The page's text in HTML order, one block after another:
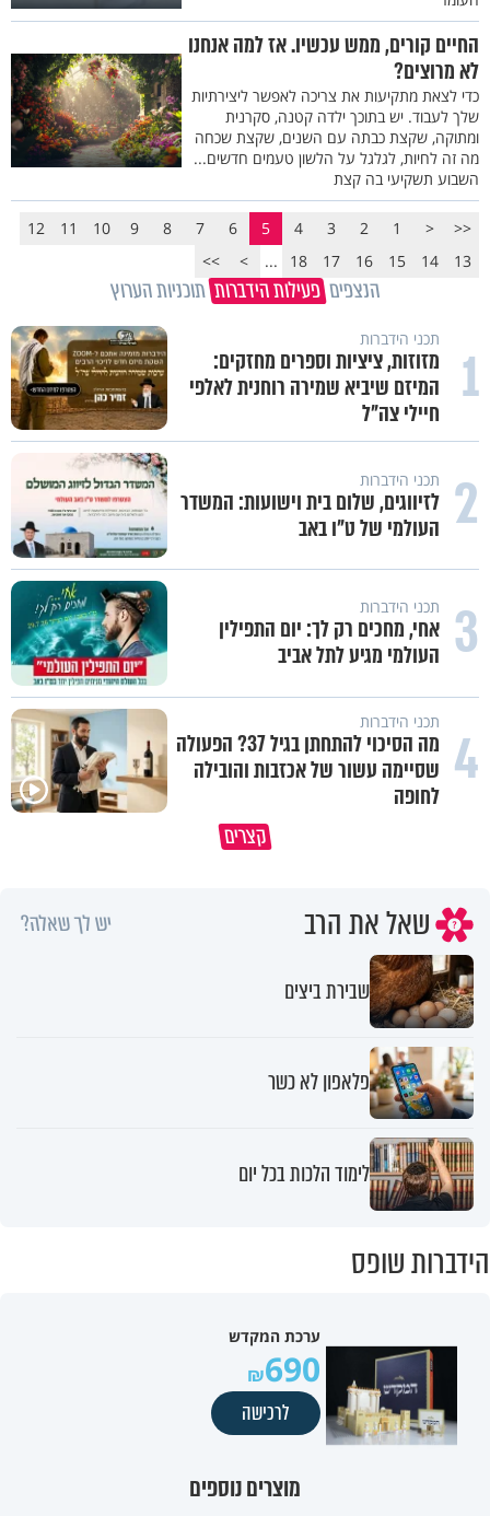
החיים קורים, ממש עכשיו. אז למה אנחנו
לא מרוצים?
כדי לצאת מתקיעות את צריכה לאפשר ליצירתיות
שלך לעבוד. יש בתוכך ילדה קטנה, סקרנית
ומתוקה, שקצת כבתה עם השנים, שקצת שכחה
מה זה לחיות, לגלגל על הלשון טעמים חדשים...
השבוע תשקיעי בה קצת
<<
<
1
2
3
4
5
6
7
8
9
10
11
12
13
14
15
16
17
18
...
>
>>
הנצפים פעילות הידברות תוכניות הערוץ
1 תכני הידברות
מזוזות, ציציות וספרים מחזקים:
המיזם שיביא שמירה רוחנית לאלפי
חיילי צה"ל
2 תכני הידברות
לזיווגים, שלום בית וישועות: המשדר
העולמי של ט"ו באב
3 תכני הידברות
אחי, מחכים רק לך: יום התפילין
העולמי מגיע לתל אביב
4 תכני הידברות
מה הסיכוי להתחתן בגיל 37? הפעולה
שסיימה עשור של אכזבות והובילה
לחופה
קצרים
שאל את הרב יש לך שאלה?
שבירת ביצים
פלאפון לא כשר
לימוד הלכות בכל יום
הידברות שופס
ערכת המקדש
690
לרכישה
מוצרים נוספים